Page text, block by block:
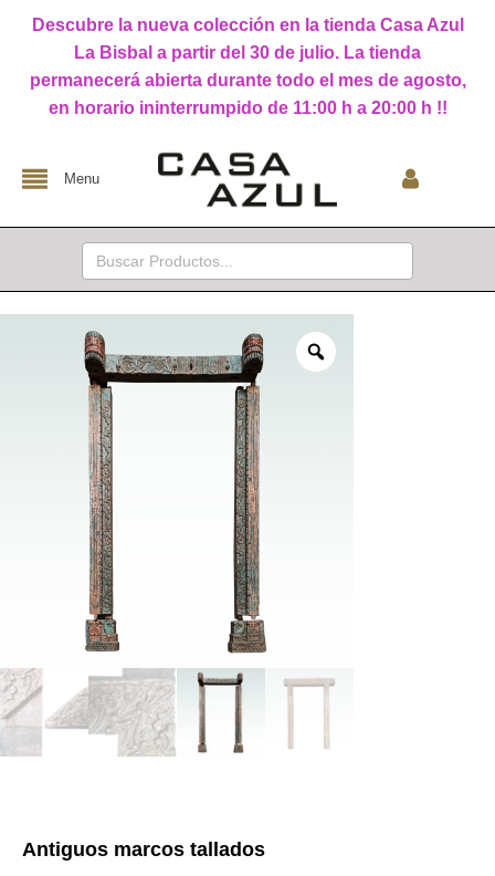
Descubre la nueva colección en la tienda Casa Azul
La Bisbal a partir del 30 de julio. La tienda
permanecerá abierta durante todo el mes de agosto,
en horario ininterrumpido de 11:00 h a 20:00 h !!
Menu
Buscar:
Antiguos marcos tallados